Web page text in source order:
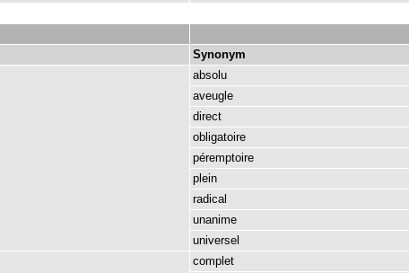
Synonym
absolu
aveugle
direct
obligatoire
péremptoire
plein
radical
unanime
universel
complet